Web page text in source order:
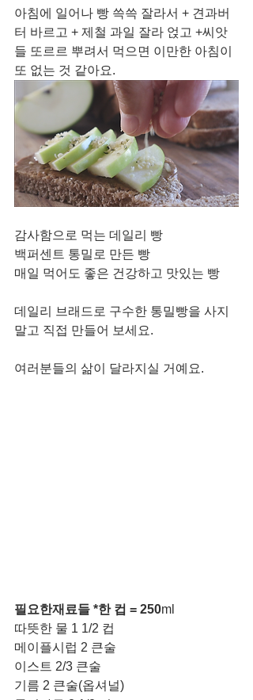
아침에 일어나 빵 쓱쓱 잘라서 + 견과버
터 바르고 + 제철 과일 잘라 얹고 +씨앗
들 또르르 뿌려서 먹으면 이만한 아침이
또 없는 것 같아요.
감사함으로 먹는 데일리 빵
백퍼센트 통밀로 만든 빵
매일 먹어도 좋은 건강하고 맛있는 빵
데일리 브래드로 구수한 통밀빵을 사지
말고 직접 만들어 보세요.
여러분들의 삶이 달라지실 거예요.
필요한재료들 *한 컵 = 250ml
따뜻한 물 1 1/2 컵
메이플시럽 2 큰술
이스트 2/3 큰술
기름 2 큰술(옵셔널)